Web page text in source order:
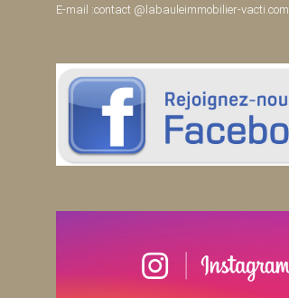
E-mail :contact @labauleimmobilier-vacti.com